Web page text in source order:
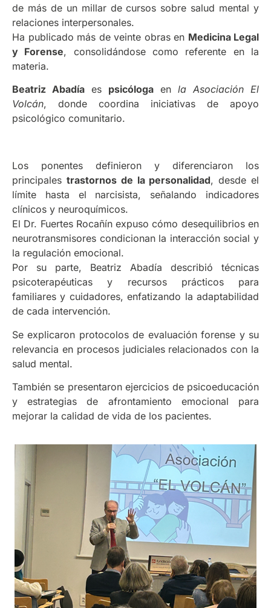
de más de un millar de cursos sobre salud mental y
relaciones interpersonales.
Ha publicado más de veinte obras en Medicina Legal
y Forense, consolidándose como referente en la
materia.
Beatriz Abadía es psicóloga en la Asociación El
Volcán, donde coordina iniciativas de apoyo
psicológico comunitario.
Los ponentes definieron y diferenciaron los
principales trastornos de la personalidad, desde el
límite hasta el narcisista, señalando indicadores
clínicos y neuroquímicos.
El Dr. Fuertes Rocañín expuso cómo desequilibrios en
neurotransmisores condicionan la interacción social y
la regulación emocional.
Por su parte, Beatriz Abadía describió técnicas
psicoterapéuticas y recursos prácticos para
familiares y cuidadores, enfatizando la adaptabilidad
de cada intervención.
Se explicaron protocolos de evaluación forense y su
relevancia en procesos judiciales relacionados con la
salud mental.
También se presentaron ejercicios de psicoeducación
y estrategias de afrontamiento emocional para
mejorar la calidad de vida de los pacientes.